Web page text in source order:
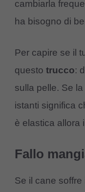
cambiarla
ha bisogno di
Per capire se il
questo trucco:
sulla pelle. Se
istanti significa
è elastica allora
Fallo
Se il cane